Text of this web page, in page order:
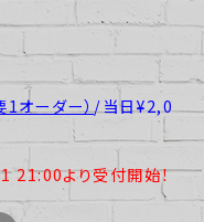
1オーダー）/当日¥2,0
より受付開始！